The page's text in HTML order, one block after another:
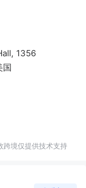
1356
国
跨境仅提供技术支持